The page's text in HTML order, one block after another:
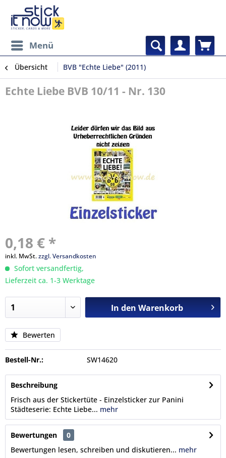
Menü
Übersicht BVB "Echte Liebe" (2011)
Echte Liebe BVB 10/11 - Nr. 130
0,18 € *
inkl. MwSt.zzgl. Versandkosten
Sofort versandfertig,
Lieferzeit ca. 1-3 Werktage
In den Warenkorb
Bewerten
Bestell-Nr.: SW14620
Beschreibung
Frisch aus der Stickertüte - Einzelsticker zur Panini
Städteserie: Echte Liebe... mehr
Bewertungen
0
Bewertungen lesen, schreiben und diskutieren... mehr